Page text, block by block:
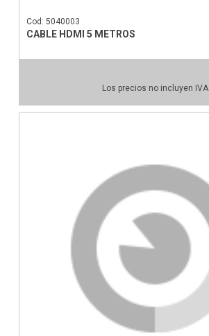
Cod: 5040003
CABLE HDMI 5 METROS
Los precios no incluyen IVA